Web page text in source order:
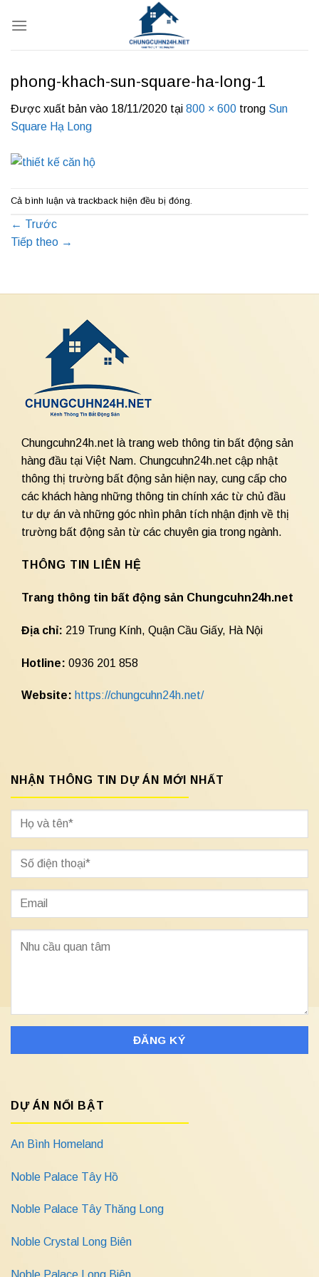
qua
phong-khach-sun-square-ha-long-1
Được xuất bản vào 18/11/2020 tại 800 × 600 trong Sun
Square Hạ Long
Cả bình luận và trackback hiện đều bị đóng.
← Trước
Tiếp theo →
Chungcuhn24h.net là trang web thông tin bất động sản
hàng đầu tại Việt Nam. Chungcuhn24h.net cập nhật
thông thị trường bất động sản hiện nay, cung cấp cho
các khách hàng những thông tin chính xác từ chủ đầu
tư dự án và những góc nhìn phân tích nhận định về thị
trường bất động sản từ các chuyên gia trong ngành.
THÔNG TIN LIÊN HỆ
Trang thông tin bất động sản Chungcuhn24h.net
Địa chỉ: 219 Trung Kính, Quận Cầu Giấy, Hà Nội
Hotline: 0936 201 858
Website: https://chungcuhn24h.net/
NHẬN THÔNG TIN DỰ ÁN MỚI NHẤT
DỰ ÁN NỔI BẬT
An Bình Homeland
Noble Palace Tây Hồ
Noble Palace Tây Thăng Long
Noble Crystal Long Biên
Noble Palace Long Biên